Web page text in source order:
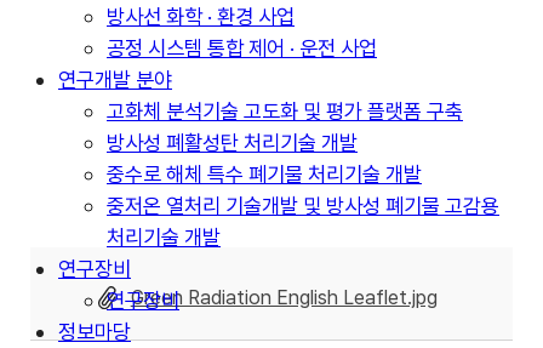
방사선 화학 · 환경 사업
공정 시스템 통합 제어 · 운전 사업
연구개발 분야
고화체 분석기술 고도화 및 평가 플랫폼 구축
방사성 폐활성탄 처리기술 개발
중수로 해체 특수 폐기물 처리기술 개발
중저온 열처리 기술개발 및 방사성 폐기물 고감용
처리기술 개발
연구장비
연구장비
정보마당
Green Radiation English Leaflet.jpg